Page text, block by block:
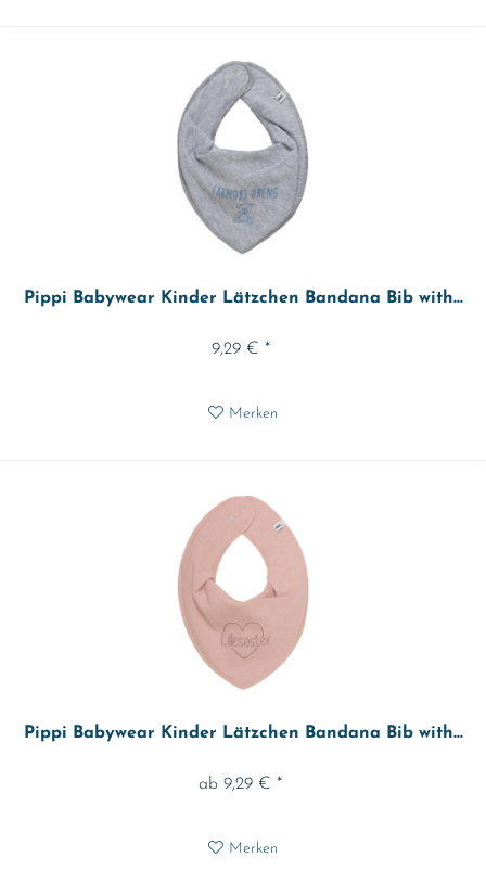
Pippi Babywear Kinder Lätzchen Bandana Bib with...
9,29 € *
Merken
Pippi Babywear Kinder Lätzchen Bandana Bib with...
ab 9,29 € *
Merken